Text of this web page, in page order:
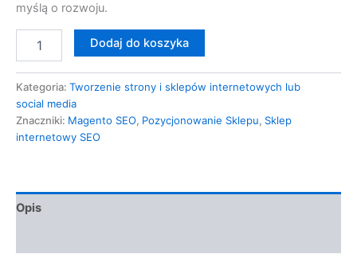
myślą o rozwoju.
Dodaj do koszyka
Kategoria: Tworzenie strony i sklepów internetowych lub
social media
Znaczniki: Magento SEO, Pozycjonowanie Sklepu, Sklep
internetowy SEO
Opis